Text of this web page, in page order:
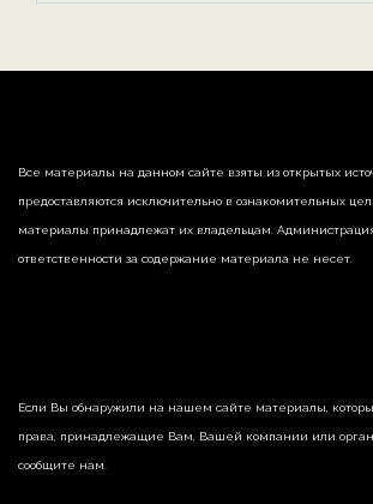
Все материалы на данном сайте взяты из открытых
предоставляются исключительно в ознакомительных
материалы принадлежат их владельцам.
ответственности за содержание материала не несет.
Если Вы обнаружили на нашем сайте материалы,
права, принадлежащие Вам, Вашей компании или
сообщите нам.